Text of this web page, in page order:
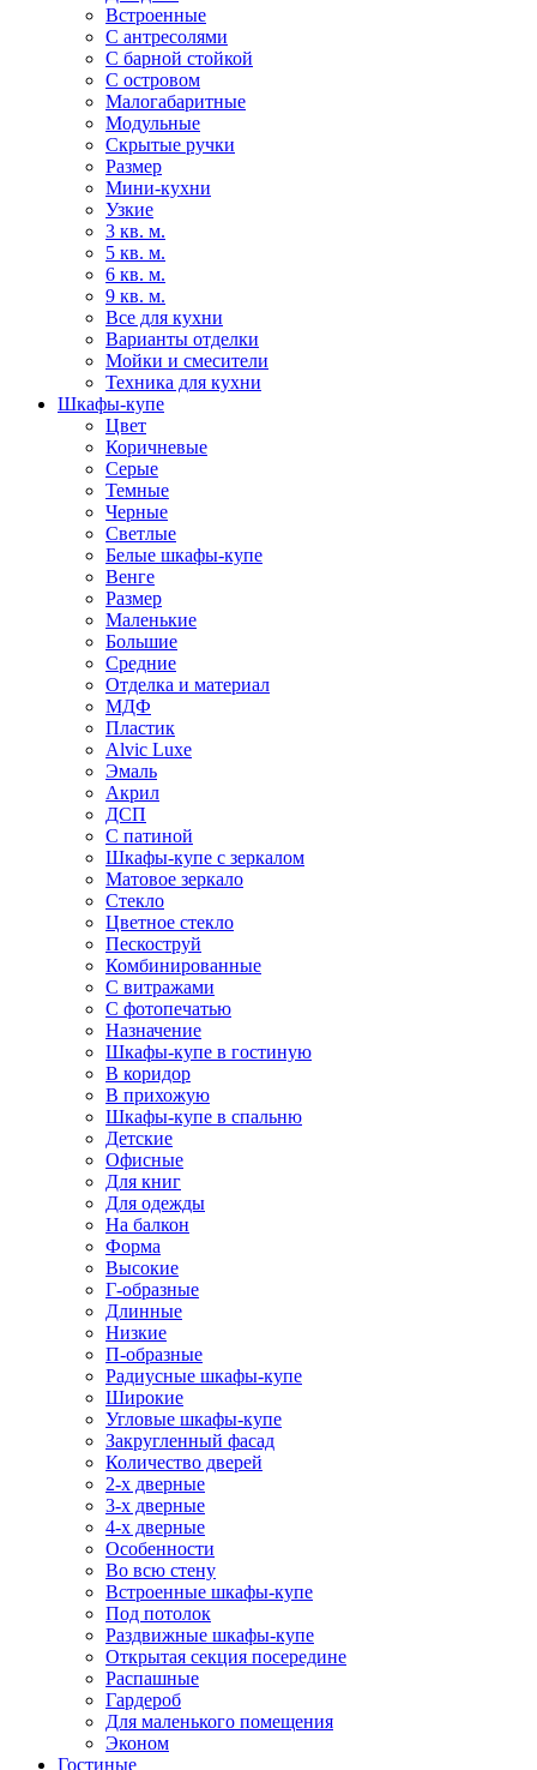
Встроенные
С антресолями
С барной стойкой
С островом
Малогабаритные
Модульные
Скрытые ручки
Размер
Мини-кухни
Узкие
3 кв. м.
5 кв. м.
6 кв. м.
9 кв. м.
Все для кухни
Варианты отделки
Мойки и смесители
Техника для кухни
Шкафы-купе
Цвет
Коричневые
Серые
Темные
Черные
Светлые
Белые шкафы-купе
Венге
Размер
Маленькие
Большие
Средние
Отделка и материал
МДФ
Пластик
Alvic Luxe
Эмаль
Акрил
ДСП
С патиной
Шкафы-купе с зеркалом
Матовое зеркало
Стекло
Цветное стекло
Пескоструй
Комбинированные
С витражами
С фотопечатью
Назначение
Шкафы-купе в гостиную
В коридор
В прихожую
Шкафы-купе в спальню
Детские
Офисные
Для книг
Для одежды
На балкон
Форма
Высокие
Г-образные
Длинные
Низкие
П-образные
Радиусные шкафы-купе
Широкие
Угловые шкафы-купе
Закругленный фасад
Количество дверей
2-х дверные
3-х дверные
4-х дверные
Особенности
Во всю стену
Встроенные шкафы-купе
Под потолок
Раздвижные шкафы-купе
Открытая секция посередине
Распашные
Гардероб
Для маленького помещения
Эконом
Гостиные